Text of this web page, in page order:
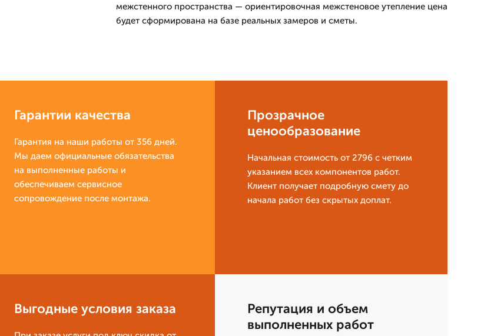
межстенного пространства — ориентировочная межстеновое утепление цена
будет сформирована на базе реальных замеров и сметы.
Гарантии качества
Гарантия на наши работы от 356 дней.
Мы даем официальные обязательства
на выполненные работы и
обеспечиваем сервисное
сопровождение после монтажа.
Прозрачное
ценообразование
Начальная стоимость от 2796 с четким
указанием всех компонентов работ.
Клиент получает подробную смету до
начала работ без скрытых доплат.
Выгодные условия заказа
Репутация и объем
выполненных работ